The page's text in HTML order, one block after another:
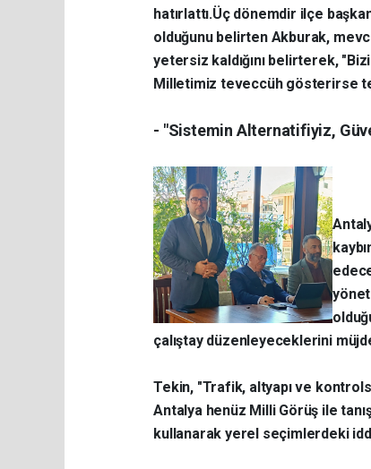
hatırlattı.Üç dönemdir ilçe
olduğunu belirten Akburak,
yetersiz kaldığını belirterek,
Milletimiz teveccüh gösterirse
- ​"Sistemin Alternatifiyiz,
çalıştay düzenleyeceklerini
Tekin, "Trafik, altyapı ve
Antalya henüz Milli Görüş ile
kullanarak yerel seçimlerdeki